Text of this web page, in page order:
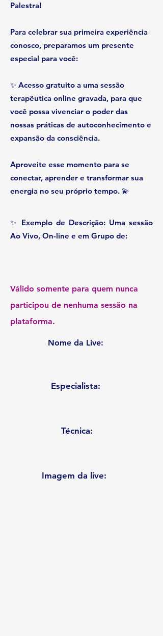
Palestra!
Para celebrar sua primeira experiência
conosco, preparamos um presente
especial para você:
✨ Acesso gratuito a uma sessão
terapêutica online gravada, para que
você possa vivenciar o poder das
nossas práticas de autoconhecimento e
expansão da consciência.
Aproveite esse momento para se
conectar, aprender e transformar sua
energia no seu próprio tempo. 💫
✨ Exemplo de Descrição: Uma sessão
Ao Vivo, On-line e em Grupo de:
Válido somente para quem nunca
participou de nenhuma sessão na
plataforma.
Nome da Live:
Especialista:
Técnica:
Imagem da live: